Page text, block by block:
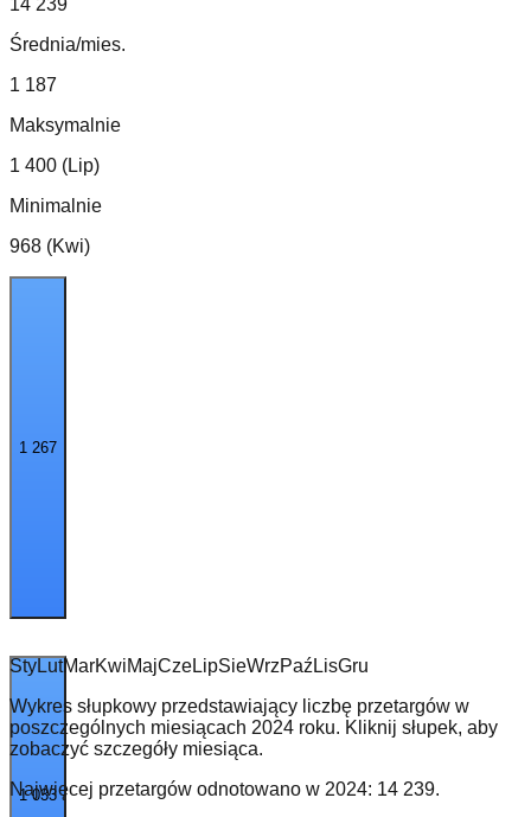
Średnia/mies.
1 187
Maksymalnie
1 400 (Lip)
Minimalnie
968 (Kwi)
1 267
1 033
StyLutMarKwiMajCzeLipSieWrzPaź LisGru
Wykres słupkowy przedstawiający liczbę przetargów w
poszczególnych miesiącach 2024 roku. Kliknij słupek, aby
zobaczyć szczegóły miesiąca.
Najwięcej przetargów odnotowano w 2024: 14 239.